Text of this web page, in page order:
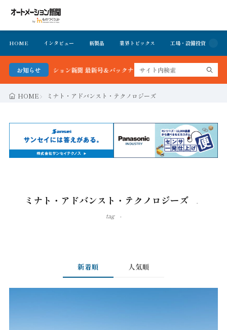
HOME インタビュー 新製品 業界トピックス 工場・設備投資
お知らせ
ートメーション新聞 最新号＆バックナンバーを無料で公開中 詳細はこちら
HOME ミナト・アドバンスト・テクノロジーズ
ミナト・アドバンスト・テクノロジーズ
tag
新着順 人気順